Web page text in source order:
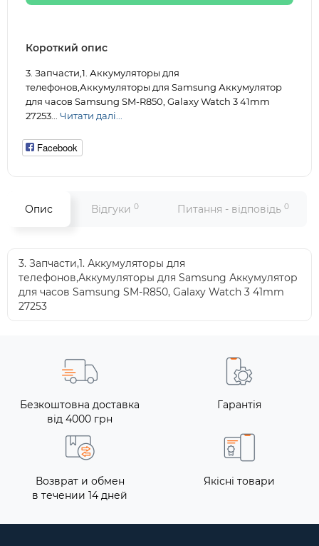
Короткий опис
3. Запчасти,1. Аккумуляторы для
телефонов,Аккумуляторы для Samsung Аккумулятор
для часов Samsung SM-R850, Galaxy Watch 3 41mm
27253... Читати далі...
Facebook
Опис Відгуки 0 Питання - відповідь 0
3. Запчасти,1. Аккумуляторы для
телефонов,Аккумуляторы для Samsung Аккумулятор
для часов Samsung SM-R850, Galaxy Watch 3 41mm
27253
Безкоштовна доставка
від 4000 грн
Гарантія
Возврат и обмен
в течении 14 дней
Якісні товари